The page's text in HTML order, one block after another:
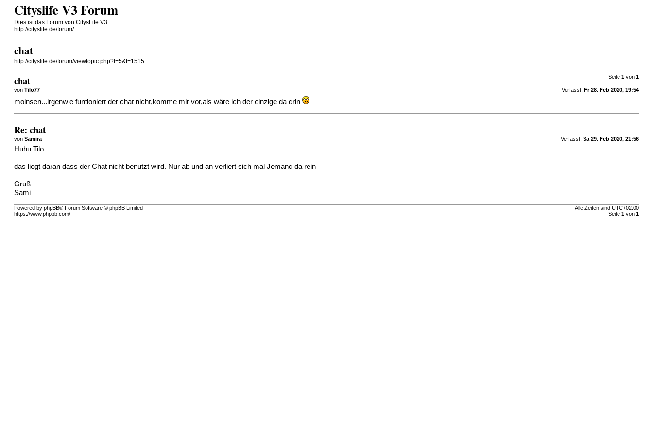
Cityslife V3 Forum
Dies ist das Forum von CitysLife V3
http://cityslife.de/forum/
chat
http://cityslife.de/forum/viewtopic.php?f=5&t=1515
Seite 1von 1
chat
Verfasst: Fr 28. Feb 2020, 19:54
vonTilo77
moinsen...irgenwie funtioniert der chat nicht,komme mir vor,als wäre ich der einzige da drin
Re: chat
Verfasst: Sa 29. Feb 2020, 21:56
vonSamira
Huhu Tilo
das liegt daran dass der Chat nicht benutzt wird. Nur ab und an verliert sich mal Jemand da rein
Gruß
Sami
Alle Zeiten sind UTC+02:00
Seite 1von 1
Powered by phpBB® Forum Software © phpBB Limited
https://www.phpbb.com/